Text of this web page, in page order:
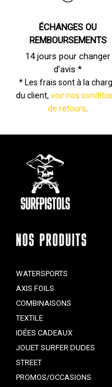
ÉCHANGES OU
REMBOURSEMENTS
14 jours pour changer
d’avis *
* Les frais sont à la
du client,voir nos
de retours.
NOS PRODUITS
WATERSPORTS
AXIS FOILS
COMBINAISONS
TEXTILE
IDÉES CADEAUX
JOUET SURFER DUDES
STREET
PROMOS/OCCASIONS